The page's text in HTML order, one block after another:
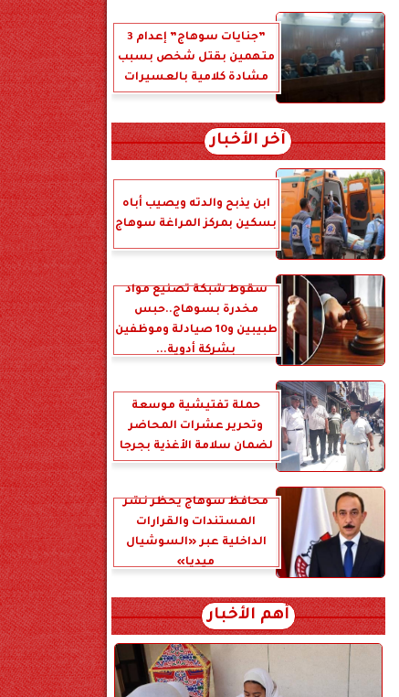
”جنايات سوهاج” إعدام 3
متهمين بقتل شخص بسبب
مشادة كلامية بالعسيرات
آخر الأخبار
ابن يذبح والدته ويصيب أباه
بسكين بمركز المراغة سوهاج
سقوط شبكة تصنيع مواد
مخدرة بسوهاج..حبس
طبيبين و10 صيادلة وموظفين
بشركة أدوية...
حملة تفتيشية موسعة
وتحرير عشرات المحاضر
لضمان سلامة الأغذية بجرجا
محافظ سوهاج يحظر نشر
المستندات والقرارات
الداخلية عبر «السوشيال
ميديا»
أهم الأخبار